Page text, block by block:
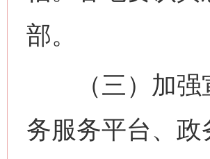
部。
（三）加强宣
务服务平台、